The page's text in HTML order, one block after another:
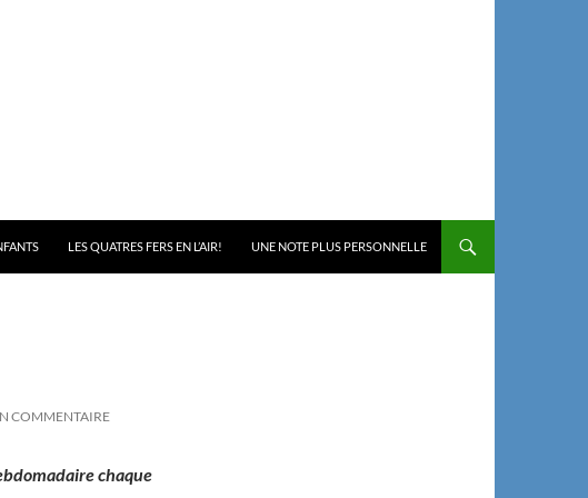
LES QUATRES FERS EN L’AIR! UNE NOTE PLUS PERSONNELLE
COMMENTAIRE
chaque